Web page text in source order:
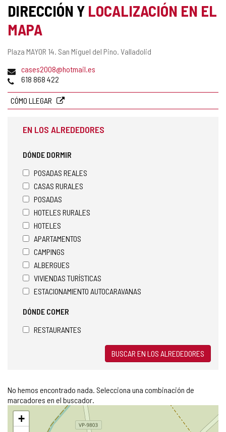
DIRECCIÓN Y LOCALIZACIÓN EN EL
MAPA
Dirección
Plaza MAYOR 14. San Miguel del Pino. Valladolid
Dirección
de
electrónico
cases2008@hotmail.es
Teléfonos
618 868 422
CÓMO LLEGAR
EN LOS ALREDEDORES
DÓNDE DORMIR
POSADAS REALES
CASAS RURALES
POSADAS
HOTELES RURALES
HOTELES
APARTAMENTOS
CAMPINGS
ALBERGUES
VIVIENDAS TURÍSTICAS
ESTACIONAMIENTO AUTOCARAVANAS
DÓNDE COMER
RESTAURANTES
BUSCAR EN LOS ALREDEDORES
No hemos encontrado nada. Selecciona una combinación de
marcadores en el buscador.
Saltar
mapa
+